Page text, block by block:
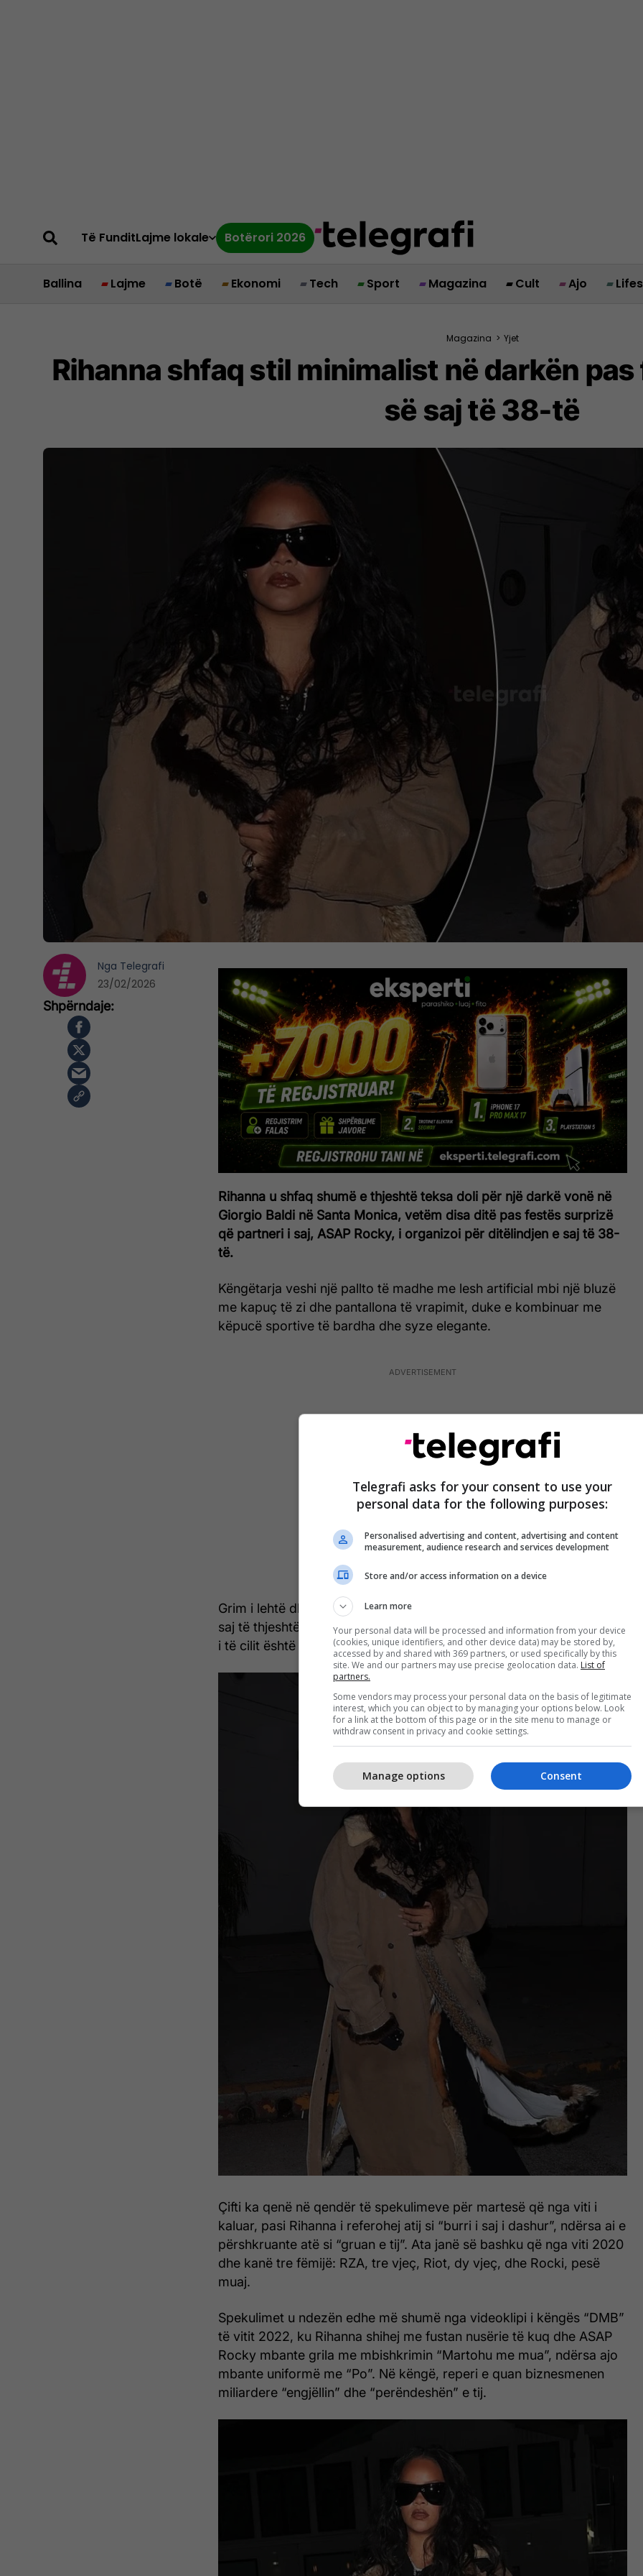
Të FunditLajme lokale Botërori 2026
Ballina Lajme Botë Ekonomi Tech Sport Magazina Cult Ajo
Magazina > Yjet
Rihanna shfaq stil minimalist në darkën
së saj të 38-të
Rihanna u shfaq shumë e thjeshtë teksa doli për një darkë vonë në
Giorgio Baldi në Santa Monica, vetëm disa ditë pas festës surprizë
që partneri i saj, ASAP Rocky, i organizoi për ditëlindjen e saj të 38-
të.
Këngëtarja veshi një pallto të madhe me lesh artificial mbi një bluzë
me kapuç të zi dhe pantallona të vrapimit, duke e kombinuar me
këpucë sportive të bardha dhe syze elegante.
Grim i lehtë dhe flokët e saj me onde të lirshme plotësuan pamjen e
saj të thjeshtë, ndërsa shijonte darkën pa ASAP Rocky, emri i vërtetë
i të cilit është Rakim Mayers, shkruanDailyMail.
Çifti ka qenë në qendër të spekulimeve për martesë që nga viti i
kaluar, pasi Rihanna i referohej atij si “burri i saj i dashur”, ndërsa ai e
përshkruante atë si “gruan e tij”. Ata janë së bashku që nga viti 2020
dhe kanë tre fëmijë: RZA, tre vjeç, Riot, dy vjeç, dhe Rocki, pesë
muaj.
Spekulimet u ndezën edhe më shumë nga videoklipi i këngës “DMB”
të vitit 2022, ku Rihanna shihej me fustan nusërie të kuq dhe ASAP
Rocky mbante grila me mbishkrimin “Martohu me mua”, ndërsa ajo
mbante uniformë me “Po”. Në këngë, reperi e quan biznesmenen
miliardere “engjëllin” dhe “perëndeshën” e tij.
Nga Telegrafi
23/02/2026
Telegrafi asks for your consent to use your
personal data for the following purposes:
Personalised advertising and content, advertising and content
measurement, audience research and services development
Store and/or access information on a device
Learn more
Your personal data will be processed and information from your device
(cookies, unique identifiers, and other device data) may be stored by,
accessed by and shared with 369 partners, or used specifically by this
site. We and our partners may use precise geolocation data. List of
partners.
Some vendors may process your personal data on the basis of legitimate
interest, which you can object to by managing your options below. Look
for a link at the bottom of this page or in the site menu to manage or
withdraw consent in privacy and cookie settings.
Consent
Manage options